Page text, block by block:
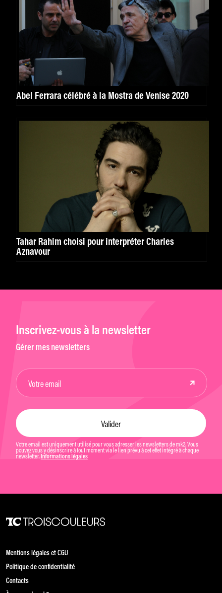
Abel Ferrara célébré à la Mostra de Venise 2020
Tahar Rahim choisi pour interpréter Charles
Aznavour
Inscrivez-vous à la newsletter
Gérer mes newsletters
Votre email est uniquement utilisé pour vous adresser les newsletters de mk2. Vous
pouvez vous y désinscrire à tout moment via le lien prévu à cet effet intégré à chaque
newsletter. Informations légales
Mentions légales et CGU
Politique de confidentialité
Contacts